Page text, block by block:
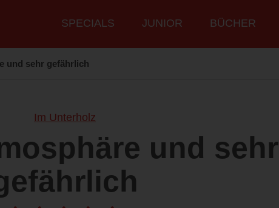
Hauptmenü
SPECIALS JUNIOR BÜCHER
und sehr gefährlich
Im Unterholz
und sehr